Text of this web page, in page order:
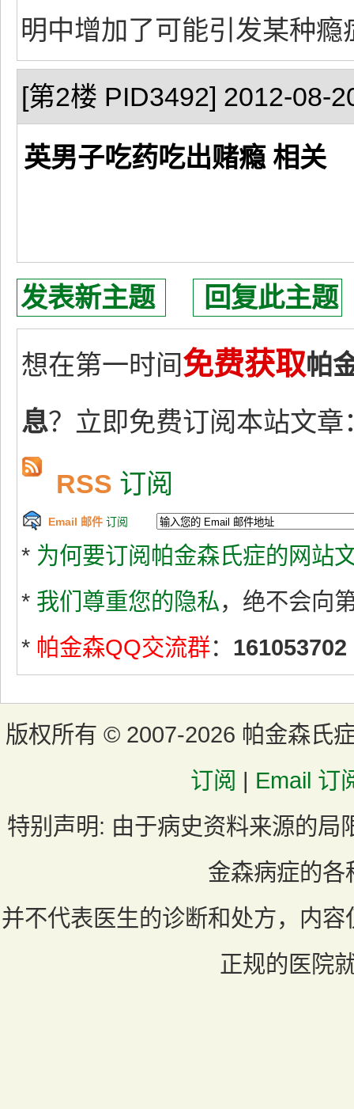
明中增加了可能引发某种瘾
[第2楼 PID3492] 2012-08-
英男子吃药吃出赌瘾 相关
发表新主题 回复此主题
想在第一时间免费获取帕
息？立即免费订阅本站文章
RSS 订阅
Email 邮件 订阅
* 为何要订阅帕金森氏症的网站
* 我们尊重您的隐私，绝不会向
* 帕金森QQ交流群： 161053702
版权所有 © 2007-2026 帕金森氏
订阅 | Email 订
特别声明: 由于病史资料来源的局
金森病症的各
并不代表医生的诊断和处方，内
正规的医院